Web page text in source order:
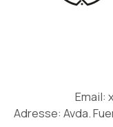
Email:
Adresse: Avda.